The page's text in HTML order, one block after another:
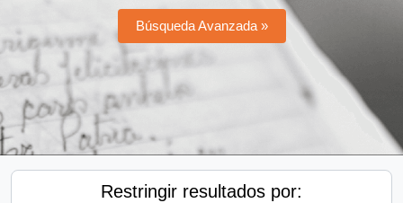
Búsqueda Avanzada »
Restringir resultados por: